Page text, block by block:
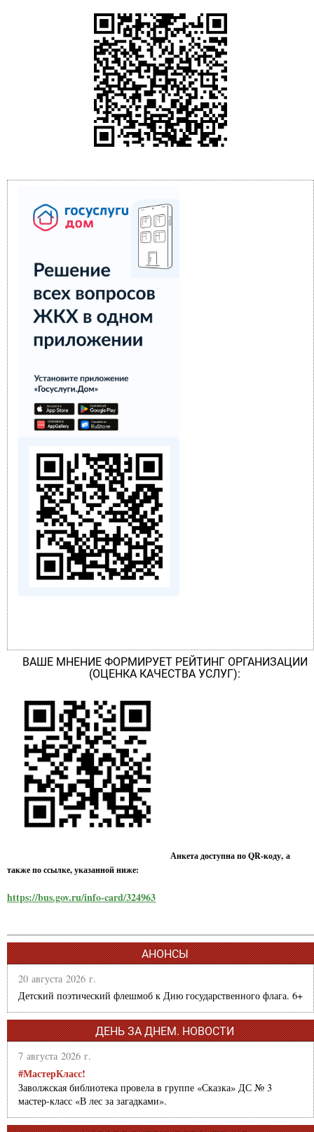
ВАШЕ МНЕНИЕ ФОРМИРУЕТ РЕЙТИНГ ОРГАНИЗАЦИИ
(ОЦЕНКА КАЧЕСТВА УСЛУГ):
Анкета доступна по QR-коду, а
также по ссылке, указанной ниже:
https://bus.gov.ru/info-card/324963
АНОНСЫ
20 августа 2026 г.
Детский поэтический флешмоб к Дню государственного флага. 6+
ДЕНЬ ЗА ДНЕМ. НОВОСТИ
7 августа 2026 г.
#МастерКласс!
Заволжская библиотека провела в группе «Сказка» ДС № 3
мастер-класс «В лес за загадками».